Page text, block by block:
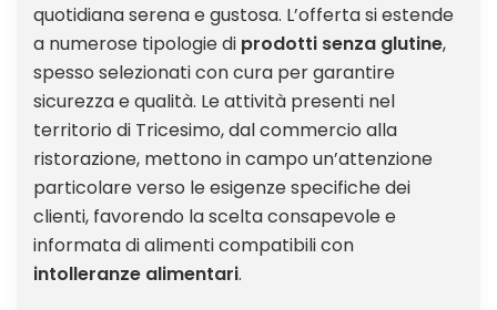
quotidiana serena e gustosa. L’offerta si estende
a numerose tipologie di prodotti senza glutine,
spesso selezionati con cura per garantire
sicurezza e qualità. Le attività presenti nel
territorio di Tricesimo, dal commercio alla
ristorazione, mettono in campo un’attenzione
particolare verso le esigenze specifiche dei
clienti, favorendo la scelta consapevole e
informata di alimenti compatibili con
intolleranze alimentari.